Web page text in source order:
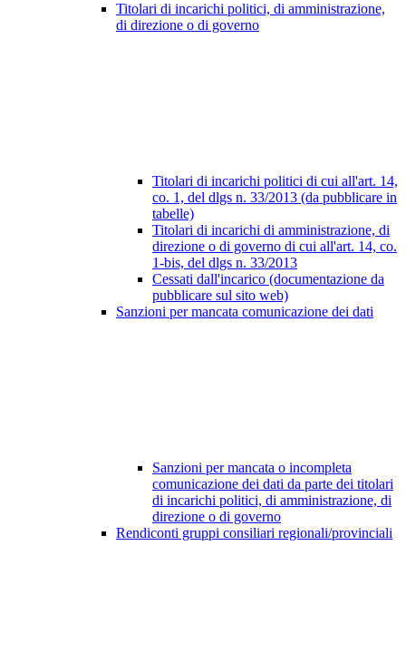
Titolari di incarichi politici, di amministrazione,
di direzione o di governo
Titolari di incarichi politici di cui all'art. 14,
co. 1, del dlgs n. 33/2013 (da pubblicare in
tabelle)
Titolari di incarichi di amministrazione, di
direzione o di governo di cui all'art. 14, co.
1-bis, del dlgs n. 33/2013
Cessati dall'incarico (documentazione da
pubblicare sul sito web)
Sanzioni per mancata comunicazione dei dati
Sanzioni per mancata o incompleta
comunicazione dei dati da parte dei titolari
di incarichi politici, di amministrazione, di
direzione o di governo
Rendiconti gruppi consiliari regionali/provinciali